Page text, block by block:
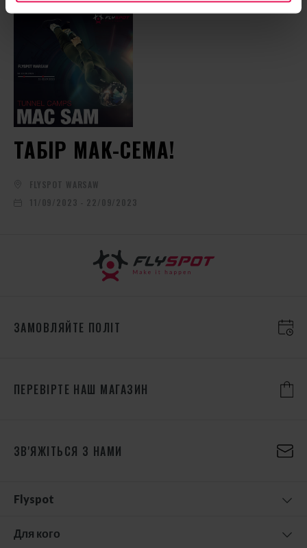
ТАБІР МАК-СЕМА!
FLYSPOT WARSAW
11/09/2023 - 22/09/2023
ЗАМОВЛЯЙТЕ ПОЛІТ
ПЕРЕВІРТЕ НАШ МАГАЗИН
ЗВ'ЯЖІТЬСЯ З НАМИ
Flyspot
Для кого